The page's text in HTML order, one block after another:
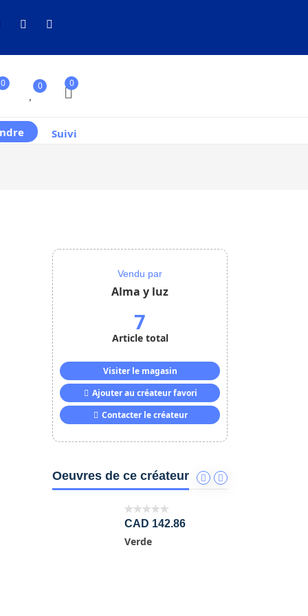
0 0 0
Suivi
Vendu par
Alma y luz
7
Article total
Visiter le magasin
Ajouter au créateur favori
Contacter le créateur
Oeuvres de ce créateur
CAD 142.86
Verde